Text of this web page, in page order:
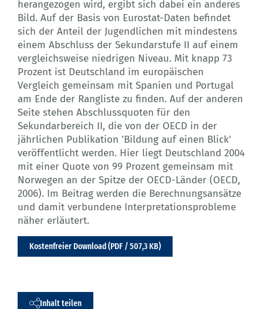
herangezogen wird, ergibt sich dabei ein anderes
Bild. Auf der Basis von Eurostat-Daten befindet
sich der Anteil der Jugendlichen mit mindestens
einem Abschluss der Sekundarstufe II auf einem
vergleichsweise niedrigen Niveau. Mit knapp 73
Prozent ist Deutschland im europäischen
Vergleich gemeinsam mit Spanien und Portugal
am Ende der Rangliste zu finden. Auf der anderen
Seite stehen Abschlussquoten für den
Sekundarbereich II, die von der OECD in der
jährlichen Publikation 'Bildung auf einen Blick'
veröffentlicht werden. Hier liegt Deutschland 2004
mit einer Quote von 99 Prozent gemeinsam mit
Norwegen an der Spitze der OECD-Länder (OECD,
2006). Im Beitrag werden die Berechnungsansätze
und damit verbundene Interpretationsprobleme
näher erläutert.
Kostenfreier Download (PDF / 507,3 KB)
Inhalt teilen